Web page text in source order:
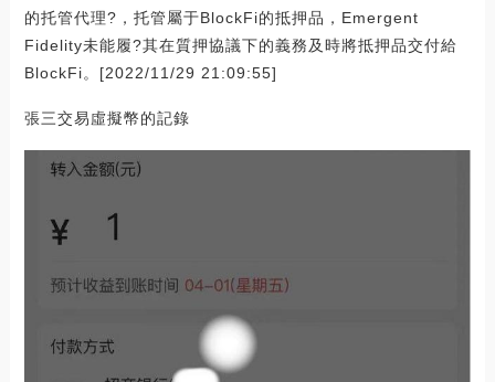
的托管代理?，托管屬于BlockFi的抵押品，Emergent
Fidelity未能履?其在質押協議下的義務及時將抵押品交付給
BlockFi。[2022/11/29 21:09:55]
張三交易虛擬幣的記錄